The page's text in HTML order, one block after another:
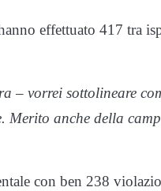
effettuato 417 tra
– vorrei sottolineare
Merito anche della
con ben 238